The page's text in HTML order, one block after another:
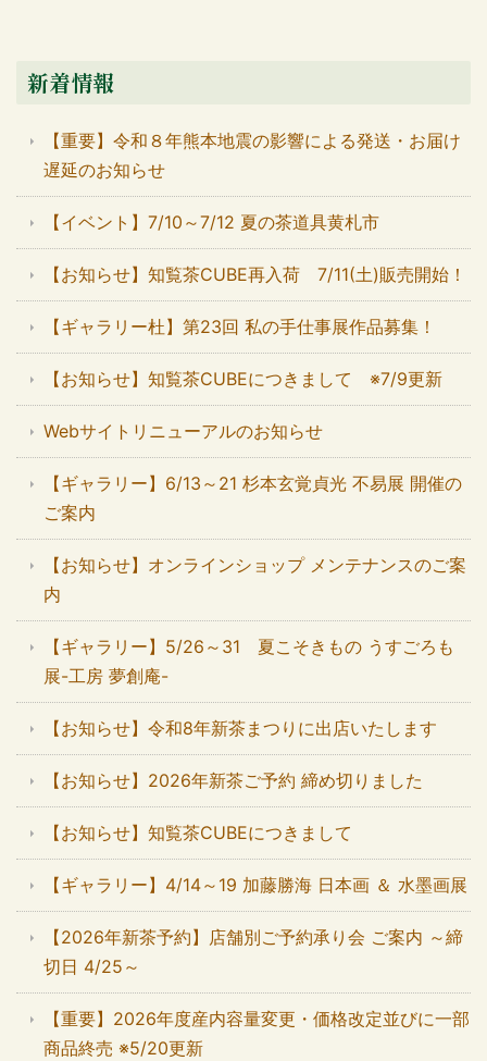
新着情報
【重要】令和８年熊本地震の影響による発送・お届け
遅延のお知らせ
【イベント】7/10～7/12 夏の茶道具黄札市
【お知らせ】知覧茶CUBE再入荷 7/11(土)販売開始！
【ギャラリー杜】第23回 私の手仕事展作品募集！
【お知らせ】知覧茶CUBEにつきまして ※7/9更新
Webサイトリニューアルのお知らせ
【ギャラリー】6/13～21 杉本玄覚貞光 不易展 開催の
ご案内
【お知らせ】オンラインショップ メンテナンスのご案
内
【ギャラリー】5/26～31 夏こそきもの うすごろも
展-工房 夢創庵-
【お知らせ】令和8年新茶まつりに出店いたします
【お知らせ】2026年新茶ご予約 締め切りました
【お知らせ】知覧茶CUBEにつきまして
【ギャラリー】4/14～19 加藤勝海 日本画 ＆ 水墨画展
【2026年新茶予約】店舗別ご予約承り会 ご案内 ～締
切日 4/25～
【重要】2026年度産内容量変更・価格改定並びに一部
商品終売 ※5/20更新